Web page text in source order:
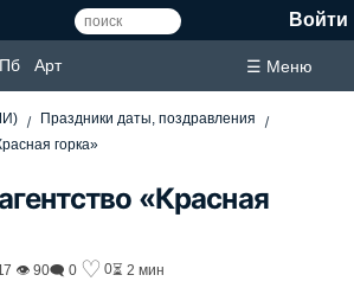
Войти
Арт ☰ Меню
Праздники даты, поздравления
горка»
«Красная
👁 90🗨 0 ♡ 0⏳ 2 мин